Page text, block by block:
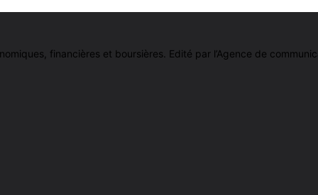
financières et boursières. Edité par l’Agence de